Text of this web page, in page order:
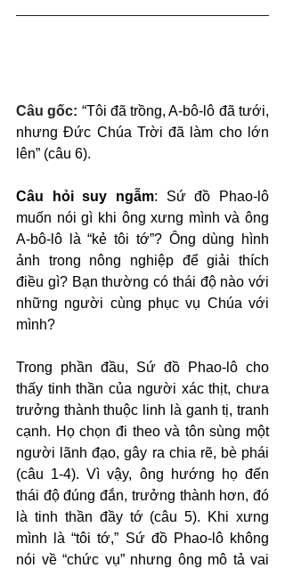
Câu gốc: “Tôi đã trồng, A-bô-lô đã tưới,
nhưng Đức Chúa Trời đã làm cho lớn
lên” (câu 6).
Câu hỏi suy ngẫm: Sứ đồ Phao-lô
muốn nói gì khi ông xưng mình và ông
A-bô-lô là “kẻ tôi tớ”? Ông dùng hình
ảnh trong nông nghiệp để giải thích
điều gì? Bạn thường có thái độ nào với
những người cùng phục vụ Chúa với
mình?
Trong phần đầu, Sứ đồ Phao-lô cho
thấy tinh thần của người xác thịt, chưa
trưởng thành thuộc linh là ganh tị, tranh
cạnh. Họ chọn đi theo và tôn sùng một
người lãnh đạo, gây ra chia rẽ, bè phái
(câu 1-4). Vì vậy, ông hướng họ đến
thái độ đúng đắn, trưởng thành hơn, đó
là tinh thần đầy tớ (câu 5). Khi xưng
mình là “tôi tớ,” Sứ đồ Phao-lô không
nói về “chức vụ” nhưng ông mô tả vai